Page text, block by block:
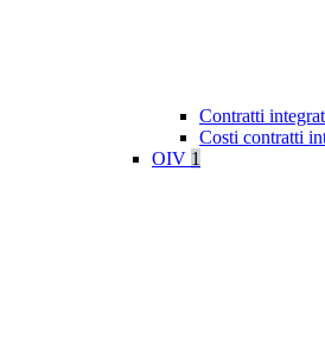
Contratti
Costi contratti
OIV 1